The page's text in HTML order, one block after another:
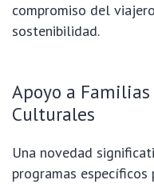
compromiso del
sostenibilidad.
Apoyo a
Culturales
Una novedad
programas específicos